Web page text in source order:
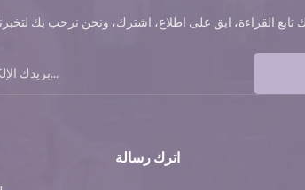
اترك رسالة